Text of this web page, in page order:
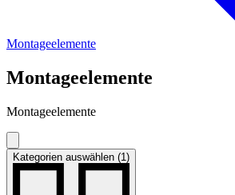
Montageelemente
Montageelemente
Montageelemente
Kategorien auswählen (1)